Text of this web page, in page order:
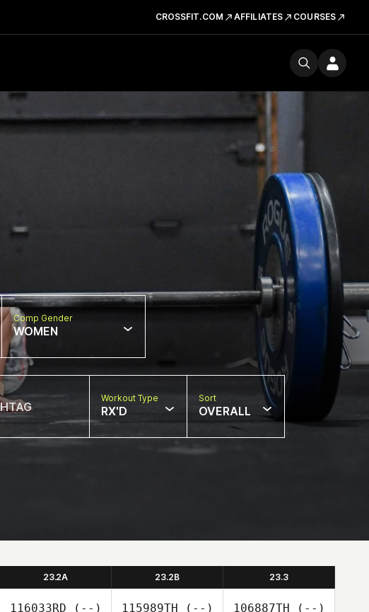
CROSSFIT.COM AFFILIATES COURSES
Comp Gender
WOMEN
Workout Type
RX'D
Sort
OVERALL
23.2A 23.2B 23.3
116033RD (--) 115989TH (--) 106887TH (--)